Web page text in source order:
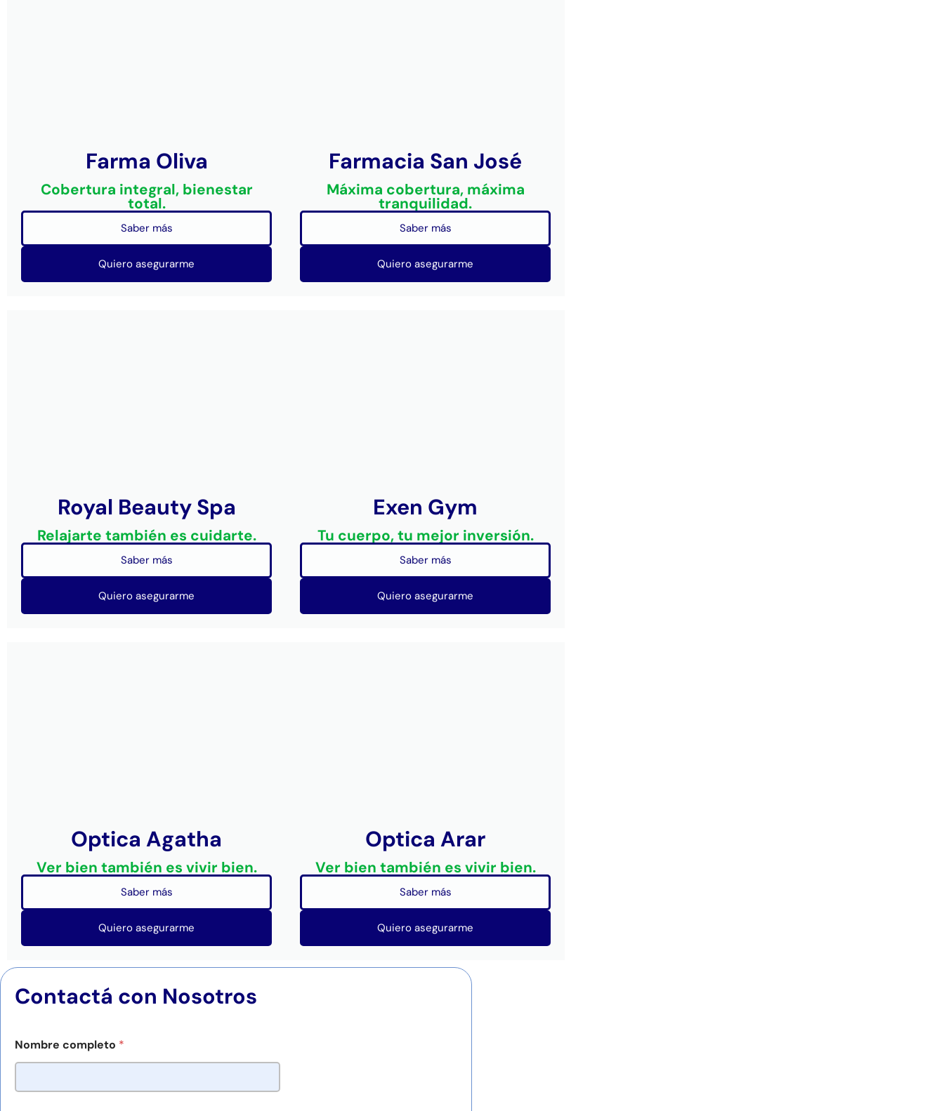
Farma Oliva
Cobertura integral, bienestar
total.
Saber más
Quiero asegurarme
Farmacia San José
Máxima cobertura, máxima
tranquilidad.
Saber más
Quiero asegurarme
Royal Beauty Spa
Relajarte también es cuidarte.
Saber más
Quiero asegurarme
Exen Gym
Tu cuerpo, tu mejor inversión.
Saber más
Quiero asegurarme
Optica Agatha
Ver bien también es vivir bien.
Saber más
Quiero asegurarme
Optica Arar
Ver bien también es vivir bien.
Saber más
Quiero asegurarme
Contactá con Nosotros
e
n
a
Nombre completo *